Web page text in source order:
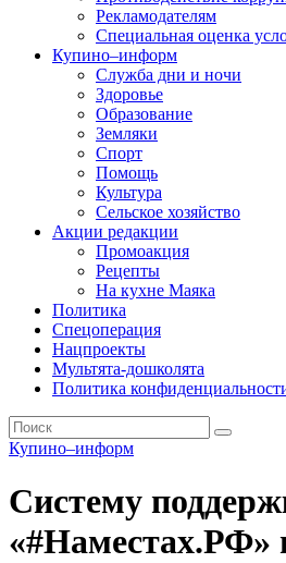
Рекламодателям
Специальная оценка
Купино–информ
Служба дни и ночи
Здоровье
Образование
Земляки
Спорт
Помощь
Культура
Сельское хозяйство
Акции редакции
Промоакция
Рецепты
На кухне Маяка
Политика
Спецоперация
Нацпроекты
Мультята-дошколята
Политика
Купино–информ
Систему
«#Наместах.РФ»